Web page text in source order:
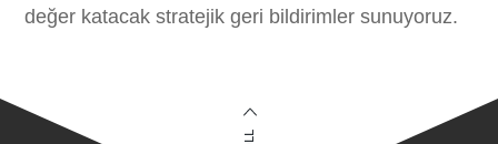
değer katacak stratejik geri bildirimler sunuyoruz.